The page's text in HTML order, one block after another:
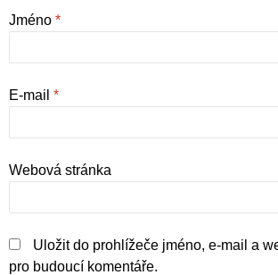
Jméno *
E-mail *
Webová stránka
Uložit do prohlížeče jméno, e-mail a
pro budoucí komentáře.